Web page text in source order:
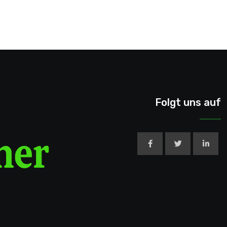
Folgt uns auf